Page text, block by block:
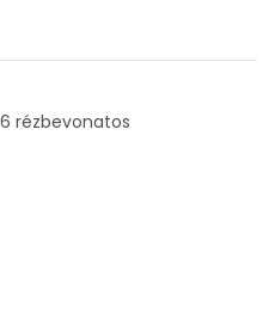
6 rézbevonatos